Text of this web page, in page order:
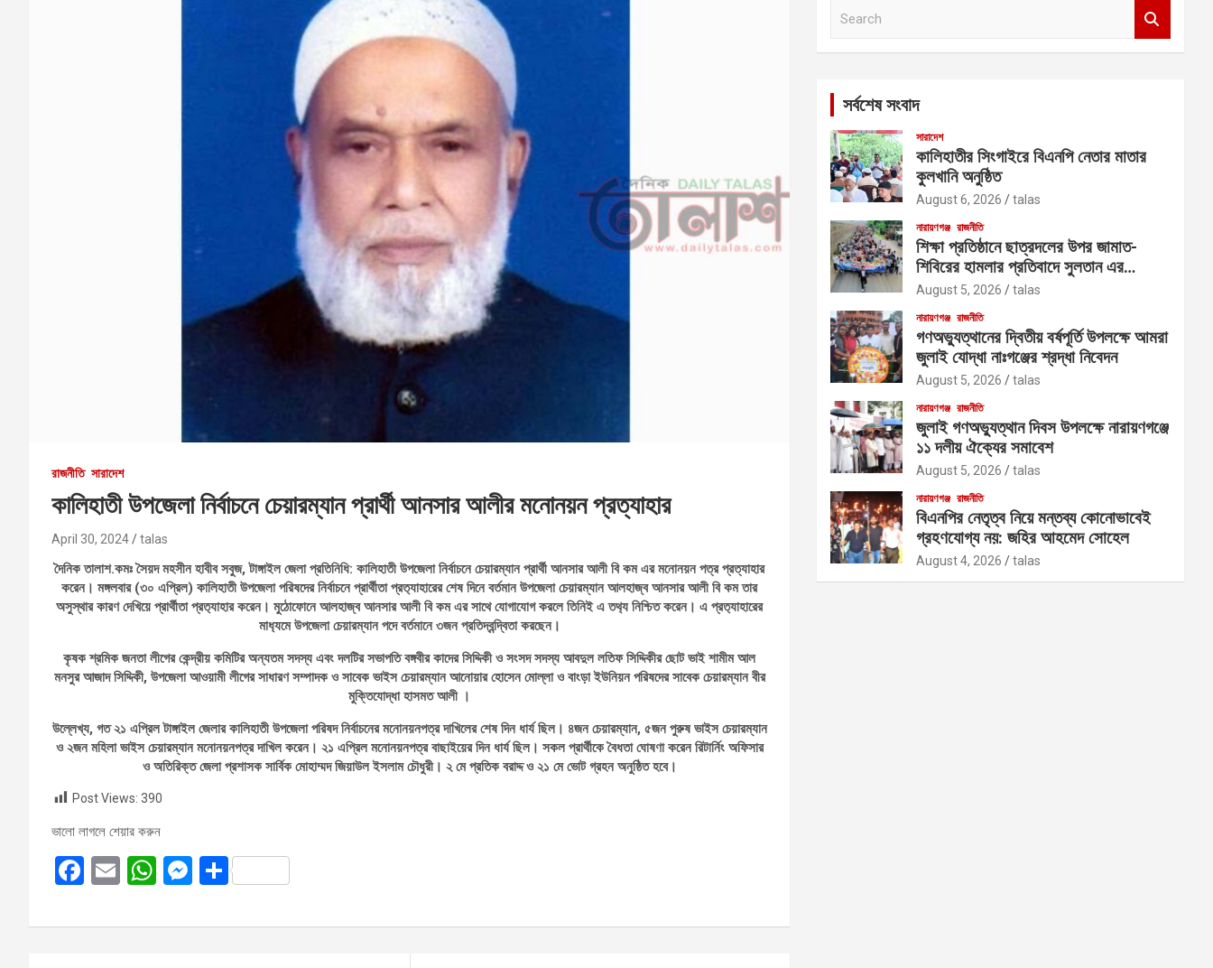
রাজনীতি সারাদেশ
কালিহাতী উপজেলা নির্বাচনে চেয়ারম্যান প্রার্থী আনসার আলীর মনোনয়ন প্রত্যাহার
April 30, 2024 talas
দৈনিক তালাশ.কমঃ সৈয়দ মহসীন হাবীব সবুজ, টাঙ্গাইল জেলা প্রতিনিধি: কালিহাতী উপজেলা নির্বাচনে চেয়ারম্যান প্রার্থী আনসার আলী বি কম এর মনোনয়ন পত্র প্রত্যাহার
করেন। মঙ্গলবার (৩০ এপ্রিল) কালিহাতী উপজেলা পরিষদের নির্বাচনে প্রার্থীতা প্রত‍্যাহারের শেষ দিনে বর্তমান উপজেলা চেয়ারম্যান আলহাজ্ব আনসার আলী বি কম তার
অসুস্থার কারণ দেখিয়ে প্রার্থীতা প্রত‍্যাহার করেন। মুঠোফোনে আলহাজ্ব আনসার আলী বি কম এর সাথে যোগাযোগ করলে তিনিই এ তথ‍্য নিশ্চিত করেন। এ প্রত‍্যাহারের
মাধ‍্যমে উপজেলা চেয়ারম্যান পদে বর্তমানে ৩জন প্রতিদ্বন্দ্বিতা করছেন।
কৃষক শ্রমিক জনতা লীগের কেন্দ্রীয় কমিটির অন্যতম সদস্য এবং দলটির সভাপতি বঙ্গবীর কাদের সিদ্দিকী ও সংসদ সদস্য আবদুল লতিফ সিদ্দিকীর ছোট ভাই শামীম আল
মনসুর আজাদ সিদ্দিকী, উপজেলা আওয়ামী লীগের সাধারণ সম্পাদক ও সাবেক ভাইস চেয়ারম্যান আনোয়ার হোসেন মোল্লা ও বাংড়া ইউনিয়ন পরিষদের সাবেক চেয়ারম্যান বীর
মুক্তিযোদ্ধা হাসমত আলী ।
উল্লেখ্য, গত ২১ এপ্রিল টাঙ্গাইল জেলার কালিহাতী উপজেলা পরিষদ নির্বাচনের মনোনয়নপত্র দাখিলের শেষ দিন ধার্য ছিল। ৪জন চেয়ারম্যান, ৫জন পুরুষ ভাইস চেয়ারম্যান
ও ২জন মহিলা ভাইস চেয়ারম্যান মনোনয়নপত্র দাখিল করেন। ২১ এপ্রিল মনোনয়নপত্র বাছাইয়ের দিন ধার্য ছিল। সকল প্রার্থীকে বৈধতা ঘোষণা করেন রিটার্নিং অফিসার
ও অতিরিক্ত জেলা প্রশাসক সার্বিক মোহাম্মদ জিয়াউল ইসলাম চৌধুরী। ২ মে প্রতিক বরাদ্দ ও ২১ মে ভোট গ্রহন অনুষ্ঠিত হবে।
Post Views: 390
ভালো লাগলে শেয়ার করুন
F
ce
E
ail
W
at
M
se
S
ar
সর্বশেষ সংবাদ
সারাদেশ
কালিহাতীর সিংগাইরে বিএনপি নেতার মাতার
কুলখানি অনুষ্ঠিত
August 6, 2026 talas
নারায়ণগঞ্জ রাজনীতি
শিক্ষা প্রতিষ্ঠানে ছাত্রদলের উপর জামাত-
শিবিরের হামলার প্রতিবাদে সুলতান এর
নেতৃত্বে বিক্ষোভ
August 5, 2026 talas
নারায়ণগঞ্জ রাজনীতি
গণঅভ্যুত্থানের দ্বিতীয় বর্ষপূর্তি উপলক্ষে আমরা
জুলাই যোদ্ধা নাঃগঞ্জের শ্রদ্ধা নিবেদন
August 5, 2026 talas
নারায়ণগঞ্জ রাজনীতি
জুলাই গণঅভ্যুত্থান দিবস উপলক্ষে নারায়ণগঞ্জে
১১ দলীয় ঐক্যের সমাবেশ
August 5, 2026 talas
নারায়ণগঞ্জ রাজনীতি
বিএনপির নেতৃত্ব নিয়ে মন্তব্য কোনোভাবেই
গ্রহণযোগ্য নয়: জহির আহমেদ সোহেল
August 4, 2026 talas